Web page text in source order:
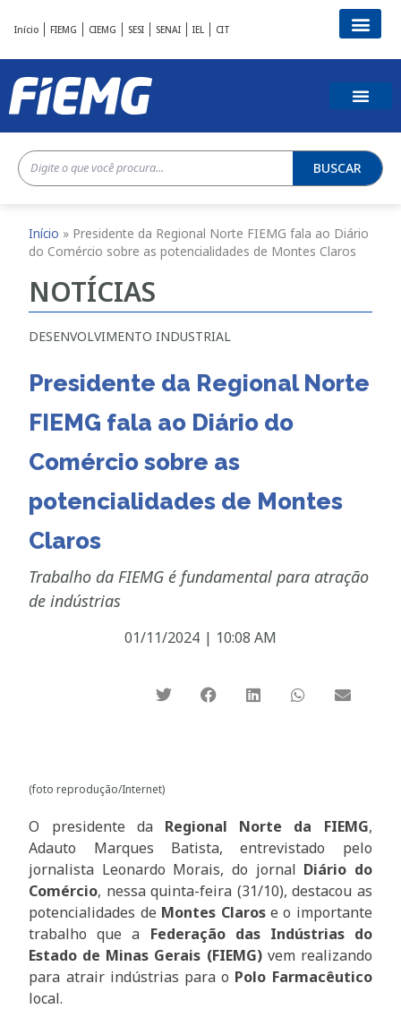
Início FIEMG CIEMG SESI SENAI IEL CIT
BUSCAR
Início » Presidente da Regional Norte FIEMG fala ao Diário
do Comércio sobre as potencialidades de Montes Claros
NOTÍCIAS
DESENVOLVIMENTO INDUSTRIAL
Presidente da Regional Norte
FIEMG fala ao Diário do
Comércio sobre as
potencialidades de Montes
Claros
Trabalho da FIEMG é fundamental para atração
de indústrias
01/11/2024 | 10:08 AM
(foto reprodução/Internet)
O presidente da Regional Norte da FIEMG,
Adauto Marques Batista, entrevistado pelo
jornalista Leonardo Morais, do jornal Diário do
Comércio, nessa quinta-feira (31/10), destacou as
potencialidades de Montes Clarose o importante
trabalho que a Federação das Indústrias do
Estado de Minas Gerais (FIEMG) vem realizando
para atrair indústrias para o Polo Farmacêutico
local.